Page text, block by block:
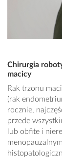
Chirurgia
macicy
Rak trzonu
(rak
rocznie,
przede
lub obfite i